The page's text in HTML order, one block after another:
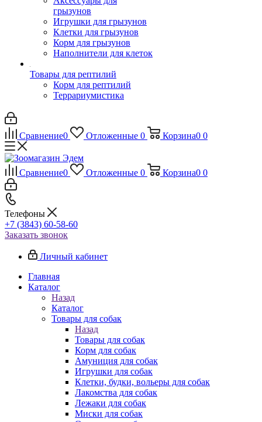
грызунов
Игрушки для грызунов
Клетки для грызунов
Корм для грызунов
Наполнители для клеток
Товары для рептилий
Корм для рептилий
Террариумистика
Сравнение0 Отложенные 0 Корзина0 0
Сравнение0 Отложенные 0 Корзина0 0
Телефоны
+7 (3843) 60-58-60
Заказать звонок
Личный кабинет
Главная
Каталог
Назад
Каталог
Товары для собак
Назад
Товары для собак
Корм для собак
Амуниция для собак
Игрушки для собак
Клетки, будки, вольеры для собак
Лакомства для собак
Лежаки для собак
Миски для собак